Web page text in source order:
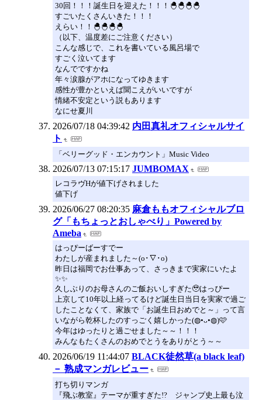
30回！！！誕生日を迎えた！！！🐣🐣🐣🐣
すごいたくさんいきた！！！
えらい！！🐣🐣🐣🐣
（以下、温度差にご注意ください）
こんな感じで、これを書いている風呂場で
すごく泣いてます
なんでですかね
年々涙腺がアホになってゆきます
感性が豊かといえば聞こえがいいですが
情緒不安定という説もあります
なにせ夏川
2026/07/18 04:39:42 内田真礼オフィシャルサイ
ト
「ベリーグッド・エンカウント」Music Video
2026/07/13 07:15:17 JUMBOMAX
レコラヴHが値下げされました
値下げ
2026/06/27 08:20:35 麻倉ももオフィシャルブロ
グ「もちょっとおしゃべり」Powered by
Ameba
はっぴーばーすでー
わたしが産まれました～(o･∇･o)
昨日は福岡でお仕事あって、さっきまで実家にいたよ
✨✨
久しぶりのお母さんのご飯おいしすぎた🥹はっぴー
上京して10年以上経ってるけど誕生日当日を実家で過ご
したことなくて、家族で「お誕生日おめでと～」って言
いながら乾杯したのすっごく嬉しかった(◍•ᴗ•◍)🩷
今年はゆったりと過ごせました～～！！！
みんなもたくさんのおめでとうをありがとう～～
2026/06/19 11:44:07 BLACK徒然草(a black leaf)
－ 熟成マンガレビュー
打ち切りマンガ
『飛ぶ教室』テーマが重すぎた!? ジャンプ史上最も泣